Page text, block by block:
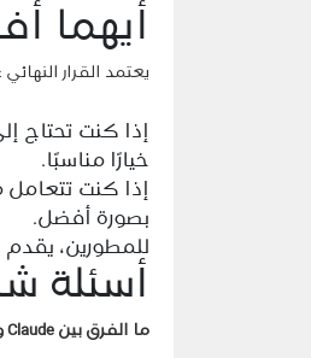
أيهما
يعتمد القرار
خيارًا مناسبًا.
بصورة أفضل.
للمطورين،
أسئلة
ما الفرق بين Claude و ChatGPT؟